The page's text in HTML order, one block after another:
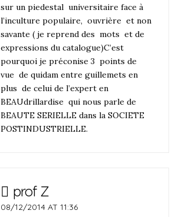
sur un piedestal universitaire face à
l’inculture populaire, ouvrière et non
savante ( je reprend des mots et de
expressions du catalogue)C’est
pourquoi je préconise 3 points de
vue de quidam entre guillemets en
plus de celui de l’expert en
BEAUdrillardise qui nous parle de
BEAUTE SERIELLE dans la SOCIETE
POSTINDUSTRIELLE.
prof Z
08/12/2014 AT 11:36